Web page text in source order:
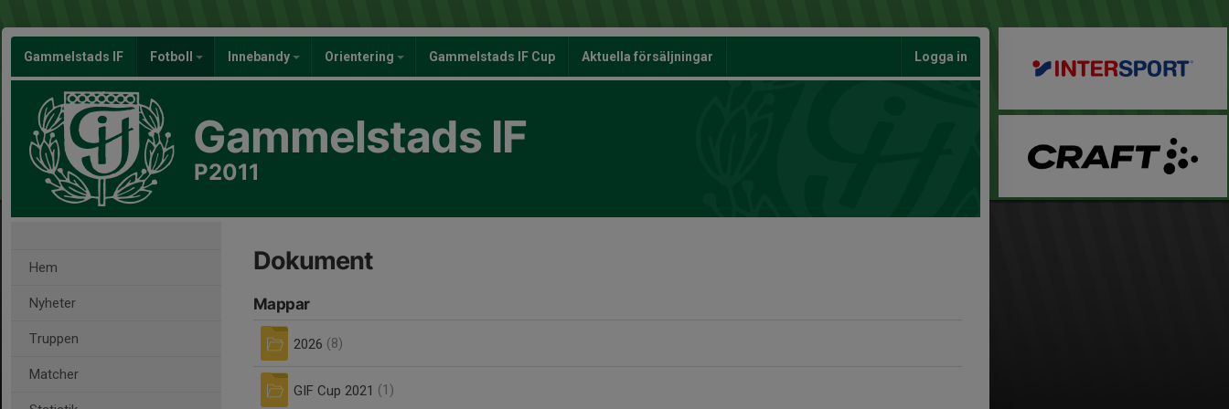
Gammelstads IF Fotboll Innebandy Orientering Gammelstads IF Cup Aktuella försäljningar Logga in
Gammelstads IF
P2011
Hem
Nyheter
Truppen
Matcher
Dokument
Mappar
2026 (8)
GIF Cup 2021 (1)